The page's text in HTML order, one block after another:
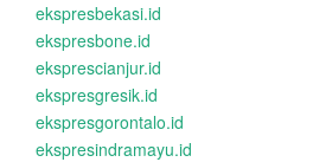
ekspresbekasi.id
ekspresbone.id
eksprescianjur.id
ekspresgresik.id
ekspresgorontalo.id
ekspresindramayu.id